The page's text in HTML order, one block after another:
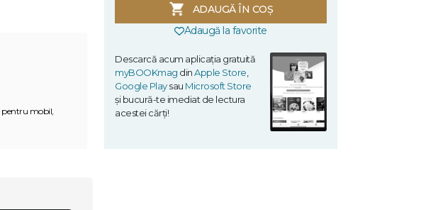
pentru mobil,
ADAUGĂ ÎN COȘ
Adaugă la favorite
Descarcă acum aplicația gratuită
myBOOKmag dinApple Store
Google Playsau Microsoft Store
și bucură-te imediat de lectura
acestei cărți!